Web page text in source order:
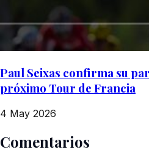
Paul Seixas confirma su
próximo Tour de Francia
4 May 2026
Comentarios